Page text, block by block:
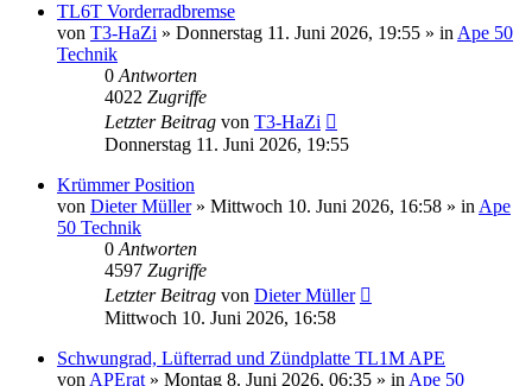
TL6T Vorderradbremse
von T3-HaZi » Donnerstag 11. Juni 2026, 19:55 » in Ape 50
Technik
0 Antworten
4022 Zugriffe
Letzter Beitrag von T3-HaZi
Donnerstag 11. Juni 2026, 19:55
Krümmer Position
von Dieter Müller» Mittwoch 10. Juni 2026, 16:58 » in Ape
50 Technik
0 Antworten
4597 Zugriffe
Letzter Beitrag von Dieter Müller
Mittwoch 10. Juni 2026, 16:58
Schwungrad, Lüfterrad und Zündplatte TL1M APE
von APErat » Montag 8. Juni 2026, 06:35 » in Ape 50